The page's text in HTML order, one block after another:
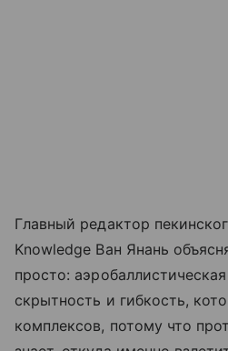
Главный редактор
Knowledge Ван Янань
просто:
скрытность и гибкость,
комплексов, потому что